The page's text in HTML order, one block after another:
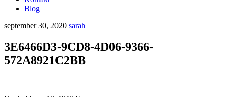
Blog
september 30, 2020 sarah
3E6466D3-9CD8-4D06-9366-
572A8921C2BB